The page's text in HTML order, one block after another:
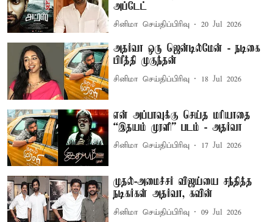
அப்டேட்
சினிமா செய்திப்பிரிவு 20 Jul 2026
அதர்வா ஒரு ஜென்டில்மேன் - நடிகை
பிரீத்தி முகுந்தன்
சினிமா செய்திப்பிரிவு 18 Jul 2026
என் அப்பாவுக்கு செய்த மரியாதை
“இதயம் முரளி” படம் - அதர்வா
சினிமா செய்திப்பிரிவு 17 Jul 2026
முதல்-அமைச்சர் விஜய்யை சந்தித்த
நடிகர்கள் அதர்வா, கவின்
சினிமா செய்திப்பிரிவு 09 Jul 2026